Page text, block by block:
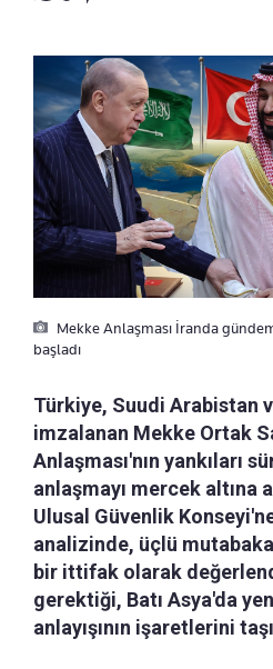
Mekke Anlaşması İranda
başladı
Türkiye, Suudi Arabistan
imzalanan Mekke Ortak
Anlaşması'nın yankıları
anlaşmayı mercek altına
Ulusal Güvenlik
analizinde, üçlü
bir ittifak olarak
gerektiği, Batı Asya'da
anlayışının işaretlerini